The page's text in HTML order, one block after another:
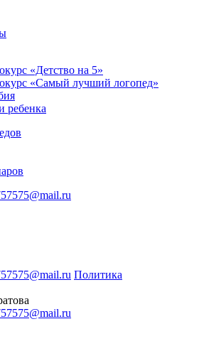
«Детство на 5»
«Самый лучший логопед»
ребенка
Политика